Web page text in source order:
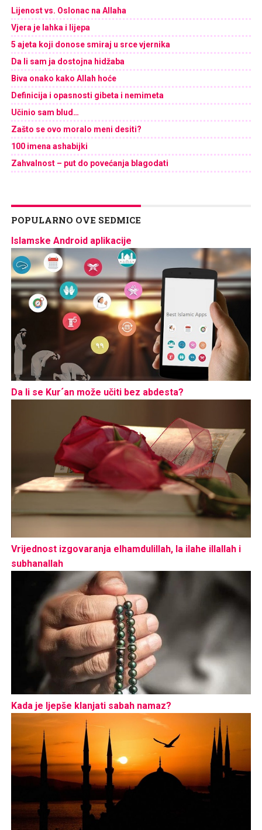
Lijenost vs. Oslonac na Allaha
Vjera je lahka i lijepa
5 ajeta koji donose smiraj u srce vjernika
Da li sam ja dostojna hidžaba
Biva onako kako Allah hoće
Definicija i opasnosti gibeta i nemimeta
Učinio sam blud…
Zašto se ovo moralo meni desiti?
100 imena ashabijki
Zahvalnost – put do povećanja blagodati
POPULARNO OVE SEDMICE
Islamske Android aplikacije
Da li se Kur´an može učiti bez abdesta?
Vrijednost izgovaranja elhamdulillah, la ilahe illallah i
subhanallah
Kada je ljepše klanjati sabah namaz?